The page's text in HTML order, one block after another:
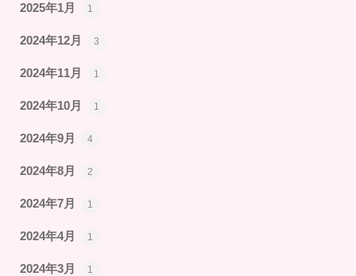
2025年1月 1
2024年12月 3
2024年11月 1
2024年10月 1
2024年9月 4
2024年8月 2
2024年7月 1
2024年4月 1
2024年3月 1